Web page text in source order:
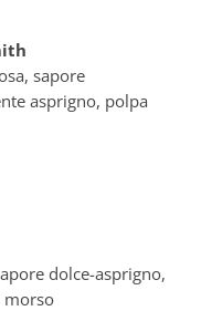
sapore
asprigno, polpa
dolce-asprigno,
morso